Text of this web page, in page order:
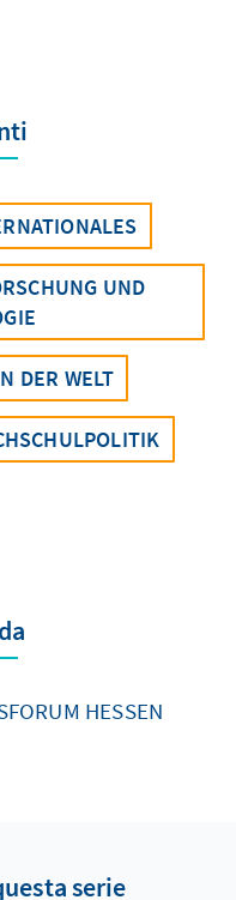
UND
DER WELT
HESSEN
serie